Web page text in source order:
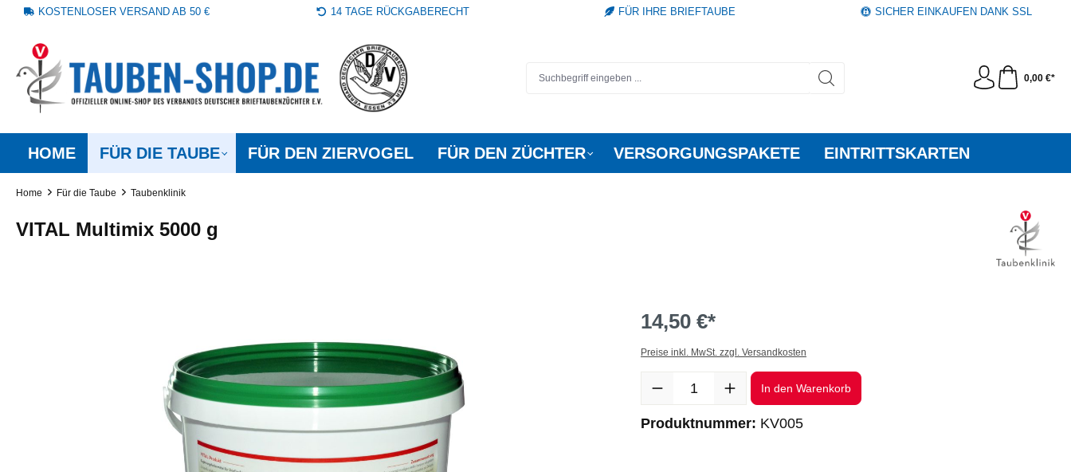
Zur Hauptnavigation springen
KOSTENLOSER VERSAND AB 50 € 14 TAGE RÜCKGABERECHT FÜR IHRE BRIEFTAUBE SICHER EINKAUFEN DANK SSL
0,00 €*
HOME FÜR DIE TAUBE FÜR DEN ZIERVOGEL FÜR DEN ZÜCHTER VERSORGUNGSPAKETE EINTRITTSKARTEN
Home Für die Taube Taubenklinik
VITAL Multimix 5000 g
14,50 €*
Preise inkl. MwSt. zzgl. Versandkosten
Produkt Anzahl: Gib den gewünschten Wert ein oder benutze die Schaltflächen
In den Warenkorb
Produktnummer: KV005